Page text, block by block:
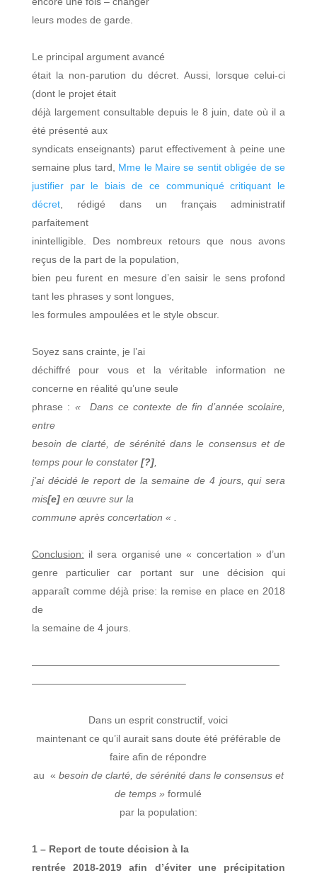
leurs modes de garde.
Le principal argument avancé
était la non-parution du décret. Aussi, lorsque celui-ci
(dont le projet était
déjà largement consultable depuis le 8 juin, date où il a
été présenté aux
syndicats enseignants) parut effectivement à peine une
semaine plus tard, Mme le Maire se sentit obligée de se
justifier par le biais de ce communiqué critiquant le
décret, rédigé dans un français administratif
parfaitement
inintelligible. Des nombreux retours que nous avons
reçus de la part de la population,
bien peu furent en mesure d’en saisir le sens profond
tant les phrases y sont longues,
les formules ampoulées et le style obscur.
Soyez sans crainte, je l’ai
déchiffré pour vous et la véritable information ne
concerne en réalité qu’une seule
phrase : «
Dans ce contexte de fin d’année scolaire,
entre
besoin de clarté, de sérénité dans le consensus et de
temps pour le constater [?],
j’ai décidé le report de la semaine de 4 jours, qui sera
mis[e]en œuvre sur la
commune après concertation « .
Conclusion: il sera organisé une « concertation » d’un
genre particulier car portant sur une décision qui
apparaît comme déjà prise: la remise en place en 2018
de
la semaine de 4 jours.
—————————————————————————
———————————————–
Dans un esprit constructif, voici
maintenant ce qu’il aurait sans doute été préférable de
faire afin de répondre
au « besoin de clarté, de sérénité dans le consensus et
de temps »formulé
par la population:
1 – Report de toute décision à la
rentrée 2018-2019 afin d’éviter une précipitation